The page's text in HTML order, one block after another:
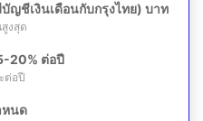
ญชีเงินเดือนกับกรุงไทย) บาท
สูงสุด
20% ต่อปี
ต่อปี
หนด